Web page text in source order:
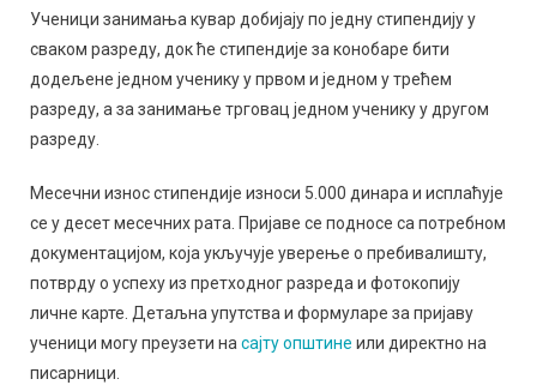
Ученици занимања кувар добијају по једну стипендију у
сваком разреду, док ће стипендије за конобаре бити
додељене једном ученику у првом и једном у трећем
разреду, а за занимање трговац једном ученику у другом
разреду.
Месечни износ стипендије износи 5.000 динара и исплаћује
се у десет месечних рата. Пријаве се подносе са потребном
документацијом, која укључује уверење о пребивалишту,
потврду о успеху из претходног разреда и фотокопију
личне карте. Детаљна упутства и формуларе за пријаву
ученици могу преузети насајту општине или директно на
писарници.